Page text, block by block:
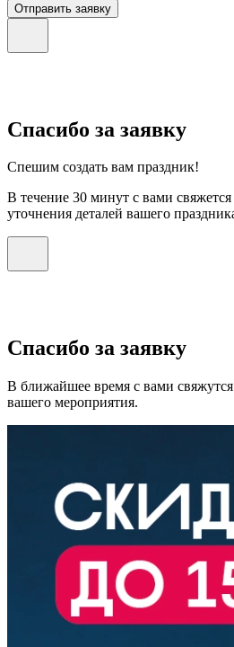
Отправить заявку
Спасибо за заявку
Спешим создать вам праздник!
В течение 30 минут с вами
уточнения деталей вашего
Спасибо за заявку
В ближайшее время с вами свяжутся
вашего мероприятия.